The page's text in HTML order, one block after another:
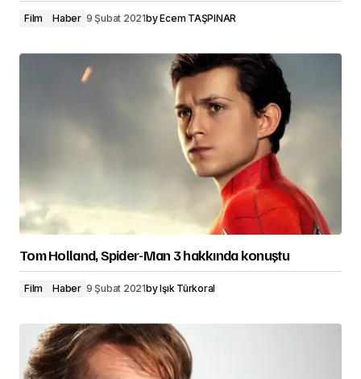
Film Haber 9 Şubat 2021byEcem TAŞPINAR
Tom Holland, Spider-Man 3 hakkında konuştu
Film Haber 9 Şubat 2021byIşık Türkoral